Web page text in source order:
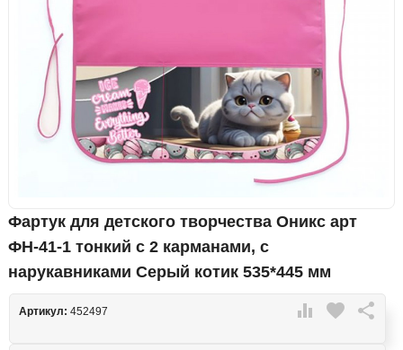
Фартук для детского творчества Оникс арт
ФН-41-1 тонкий с 2 карманами, с
нарукавниками Серый котик 535*445 мм
 favorite 
Артикул: 452497